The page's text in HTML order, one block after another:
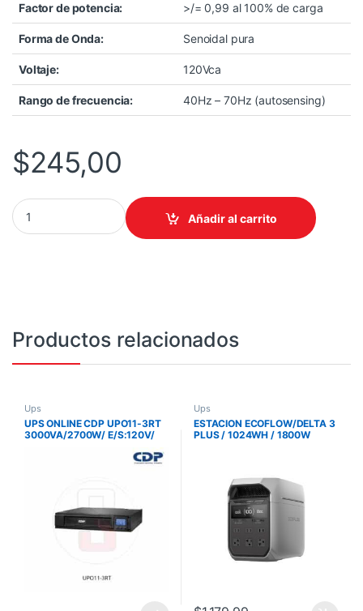
Factor de potencia: >/= 0,99 al 100% de carga
Forma de Onda: Senoidal pura
Voltaje: 120Vca
Rango de frecuencia: 40Hz – 70Hz (autosensing)
$245,00
UPS ONLINE CDP UPO11-1 1000VA/ 900W/ E/S:120V/
Añadir al carrito
Productos relacionados
Ups
UPS ONLINE CDP UPO11-3RT
3000VA/2700W/ E/S:120V/
Ups
ESTACION ECOFLOW/DELTA 3
PLUS / 1024WH / 1800W